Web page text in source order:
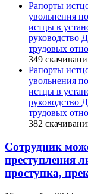
Рапорты
увольнения
истцы в
руководство
трудовых
349
Рапорты
увольнения
истцы в
руководство
трудовых
382
Сотрудник
преступления
проступка,